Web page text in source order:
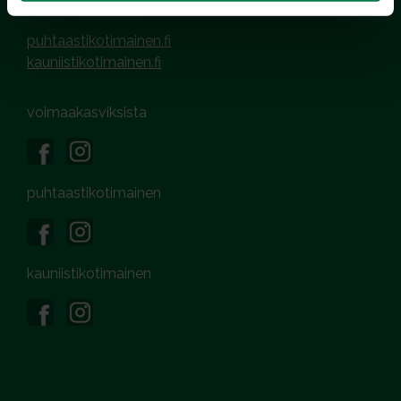
puhtaastikotimainen.fi
kauniistikotimainen.fi
voimaakasviksista
puhtaastikotimainen
kauniistikotimainen